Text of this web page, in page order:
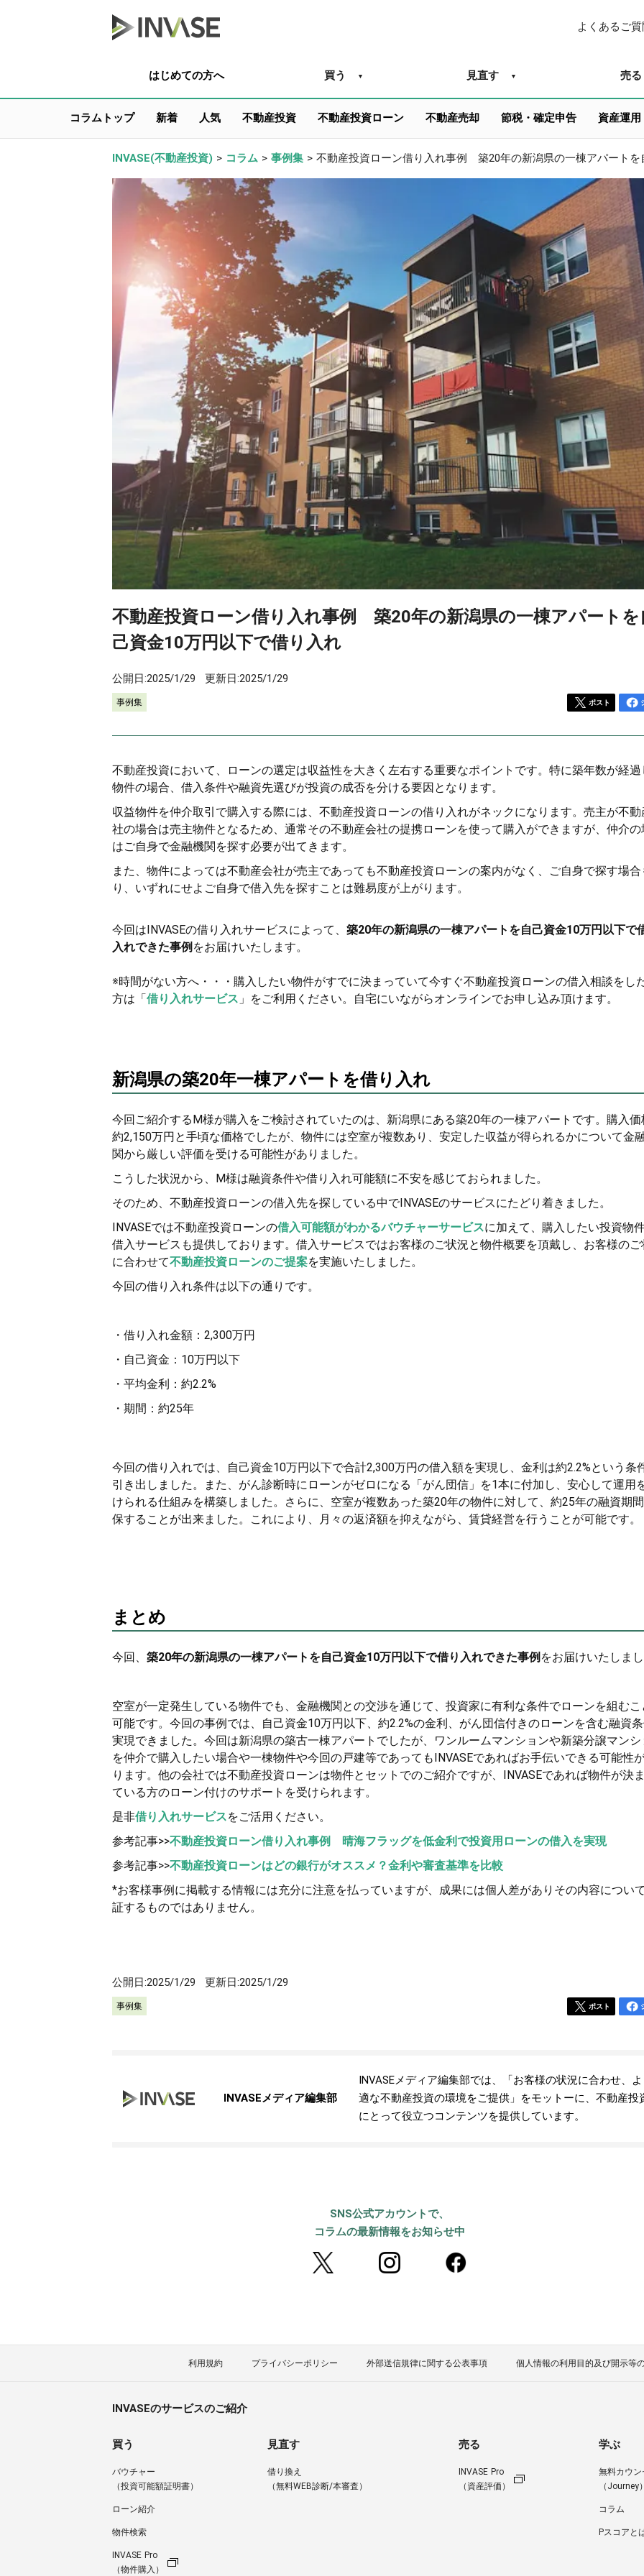
よくあるご質
はじめての方へ 買う 見直す 売る
コラムトップ 新着 人気 不動産投資 不動産投資ローン 不動産売却 節税・確定申告 資産運用
INVASE(不動産投資) > コラム > 事例集 > 不動産投資ローン借り入れ事例 築20年の新潟県の一棟アパートを
不動産投資ローン借り入れ事例 築20年の新潟県の一棟アパートを
己資金10万円以下で借り入れ
公開日:2025/1/29 更新日:2025/1/29
事例集 ポスト
不動産投資において、ローンの選定は収益性を大きく左右する重要なポイントです。特に築年数が経過
物件の場合、借入条件や融資先選びが投資の成否を分ける要因となります。
収益物件を仲介取引で購入する際には、不動産投資ローンの借り入れがネックになります。売主が不動
社の場合は売主物件となるため、通常その不動産会社の提携ローンを使って購入ができますが、仲介の
はご自身で金融機関を探す必要が出てきます。
また、物件によっては不動産会社が売主であっても不動産投資ローンの案内がなく、ご自身で探す場合
り、いずれにせよご自身で借入先を探すことは難易度が上がります。
今回はINVASEの借り入れサービスによって、 築20年の新潟県の一棟アパートを自己資金10万円以下で
入れできた事例 をお届けいたします。
※時間がない方へ・・・購入したい物件がすでに決まっていて今すぐ不動産投資ローンの借入相談をし
方は「借り入れサービス 」をご利用ください。自宅にいながらオンラインでお申し込み頂けます。
新潟県の築20年一棟アパートを借り入れ
今回ご紹介するM様が購入をご検討されていたのは、新潟県にある築20年の一棟アパートです。購入価
約2,150万円と手頃な価格でしたが、物件には空室が複数あり、安定した収益が得られるかについて金
関から厳しい評価を受ける可能性がありました。
こうした状況から、M様は融資条件や借り入れ可能額に不安を感じておられました。
そのため、不動産投資ローンの借入先を探している中でINVASEのサービスにたどり着きました。
INVASEでは不動産投資ローンの借入可能額がわかるバウチャーサービスに加えて、購入したい投資物
借入サービスも提供しております。借入サービスではお客様のご状況と物件概要を頂戴し、お客様のご
に合わせて不動産投資ローンのご提案を実施いたしました。
今回の借り入れ条件は以下の通りです。
・借り入れ金額：2,300万円
・自己資金：10万円以下
・平均金利：約2.2%
・期間：約25年
今回の借り入れでは、自己資金10万円以下で合計2,300万円の借入額を実現し、金利は約2.2%という条
引き出しました。また、がん診断時にローンがゼロになる「がん団信」を1本に付加し、安心して運用
けられる仕組みを構築しました。さらに、空室が複数あった築20年の物件に対して、約25年の融資期
保することが出来ました。これにより、月々の返済額を抑えながら、賃貸経営を行うことが可能です。
まとめ
今回、 築20年の新潟県の一棟アパートを自己資金10万円以下で借り入れできた事例 をお届けいたしまし
空室が一定発生している物件でも、金融機関との交渉を通じて、投資家に有利な条件でローンを組むこ
可能です。今回の事例では、自己資金10万円以下、約2.2%の金利、がん団信付きのローンを含む融資
実現できました。今回は新潟県の築古一棟アパートでしたが、ワンルームマンションや新築分譲マンシ
を仲介で購入したい場合や一棟物件や今回の戸建等であってもINVASEであればお手伝いできる可能性
ります。他の会社では不動産投資ローンは物件とセットでのご紹介ですが、INVASEであれば物件が決
ている方のローン付けのサポートを受けられます。
是非借り入れサービスをご活用ください。
参考記事>>不動産投資ローン借り入れ事例 晴海フラッグを低金利で投資用ローンの借入を実現
参考記事>>不動産投資ローンはどの銀行がオススメ？金利や審査基準を比較
*お客様事例に掲載する情報には充分に注意を払っていますが、成果には個人差がありその内容につい
証するものではありません。
公開日:2025/1/29 更新日:2025/1/29
事例集 ポスト
INVASEメディア編集部
INVASEメディア編集部では、「お客様の状況に合わせ、
適な不動産投資の環境をご提供」をモットーに、不動産投
にとって役立つコンテンツを提供しています。
SNS公式アカウントで、
コラムの最新情報をお知らせ中
利用規約 プライバシーポリシー 外部送信規律に関する公表事項 個人情報の利用目的及び開示等
INVASEのサービスのご紹介
買う
バウチャー
（投資可能額証明書）
ローン紹介
物件検索
INVASE Pro
（物件購入）
見直す
借り換え
（無料WEB診断/本審査）
売る
INVASE Pro
（資産評価）
学ぶ
無料カウン
（Journey）
コラム
Pスコアと